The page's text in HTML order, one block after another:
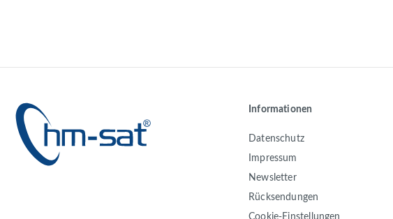
Informationen
Datenschutz
Impressum
Newsletter
Rücksendungen